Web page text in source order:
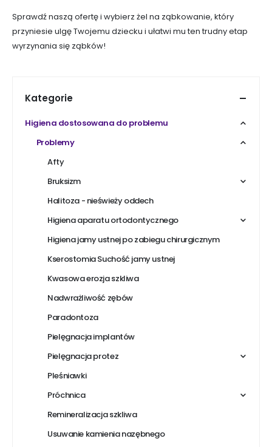
Sprawdź naszą ofertę i wybierz żel na ząbkowanie, który
przyniesie ulgę Twojemu dziecku i ułatwi mu ten trudny etap
wyrzynania się ząbków!
Kategorie
Higiena dostosowana do problemu
Problemy
Afty
Bruksizm
Halitoza - nieświeży oddech
Higiena aparatu ortodontycznego
Higiena jamy ustnej po zabiegu chirurgicznym
Kserostomia Suchość jamy ustnej
Kwasowa erozja szkliwa
Nadwrażliwość zębów
Paradontoza
Pielęgnacja implantów
Pielęgnacja protez
Pleśniawki
Próchnica
Remineralizacja szkliwa
Usuwanie kamienia nazębnego